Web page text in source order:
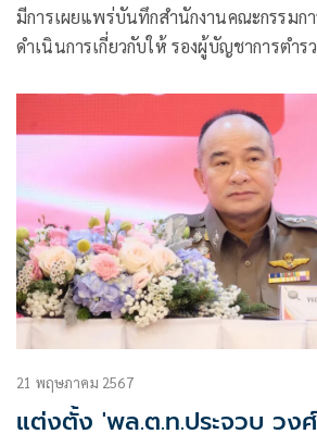
มีการเผยแพร่บันทึกสำนักงานคณะกรรมกา
ดำเนินการเกี่ยวกับให้ รองผู้บัญชาการตำร
21 พฤษภาคม 2567
แต่งตั้ง 'พล.ต.ท.ประจวบ วง